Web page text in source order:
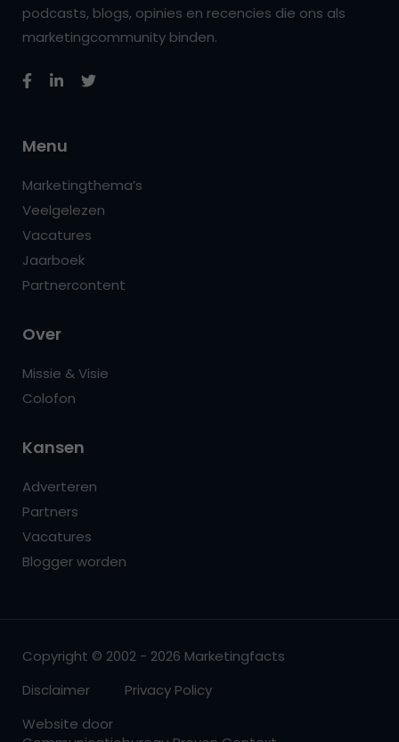
podcasts, blogs, opinies en recencies die ons als
marketingcommunity binden.
Menu
Marketingthema’s
Veelgelezen
Vacatures
Jaarboek
Partnercontent
Over
Missie & Visie
Colofon
Kansen
Adverteren
Partners
Vacatures
Blogger worden
Copyright © 2002 - 2026 Marketingfacts
Disclaimer
Privacy Policy
Website door